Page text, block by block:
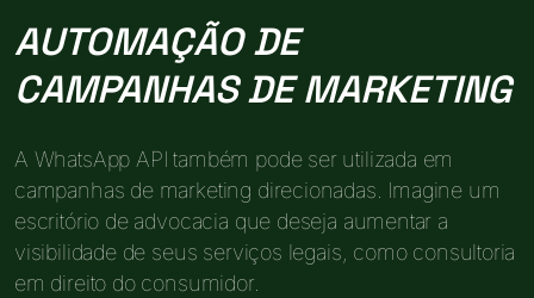
AUTOMAÇÃO DE
CAMPANHAS DE MARKETING
A WhatsApp API também pode ser utilizada em
campanhas de marketing direcionadas. Imagine um
escritório de advocacia que deseja aumentar a
visibilidade de seus serviços legais, como consultoria
em direito do consumidor.